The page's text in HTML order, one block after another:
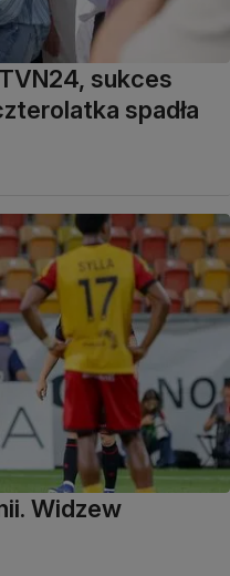
sukces
spadła
Widzew